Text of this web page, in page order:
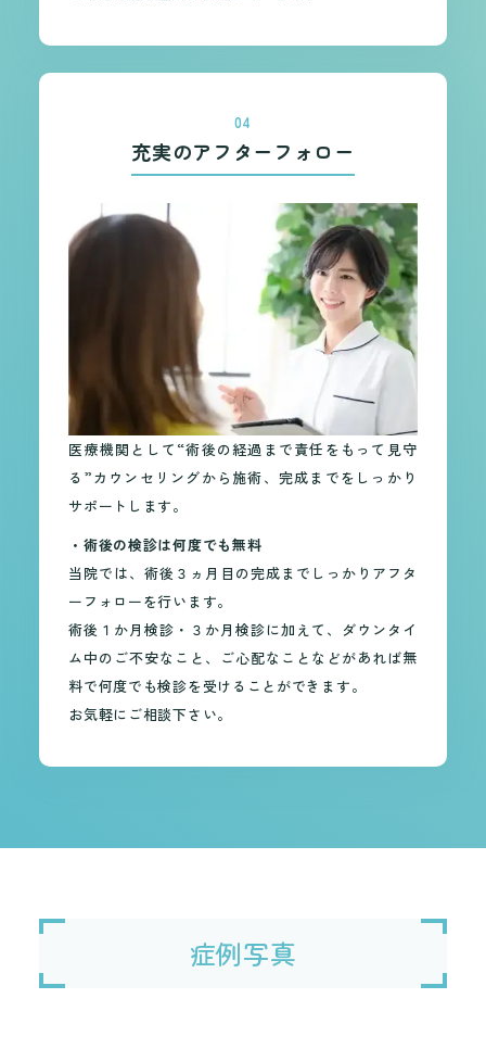
04
充実のアフターフォロー
医療機関として“術後の経過まで責任をもって見守
る”カウンセリングから施術、完成までをしっかり
サポートします。
・術後の検診は何度でも無料
当院では、術後３ヵ月目の完成までしっかりアフタ
ーフォローを行います。
術後１か月検診・３か月検診に加えて、ダウンタイ
ム中のご不安なこと、ご心配なことなどがあれば無
料で何度でも検診を受けることができます。
お気軽にご相談下さい。
症例写真